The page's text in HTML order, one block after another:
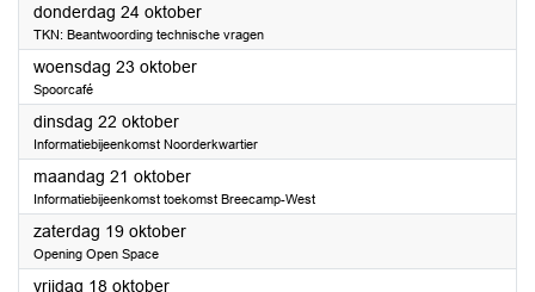
donderdag 24 oktober2024
TKN: Beantwoording technische vragen
woensdag 23 oktober2024
Spoorcafé
dinsdag 22 oktober2024
Informatiebijeenkomst Noorderkwartier
maandag 21 oktober2024
Informatiebijeenkomst toekomst Breecamp-West
zaterdag 19 oktober2024
Opening Open Space
vrijdag 18 oktober2024